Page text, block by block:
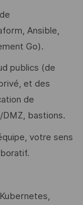
Ansible,
Go).
publics (de
et des
de
bastions.
votre sens